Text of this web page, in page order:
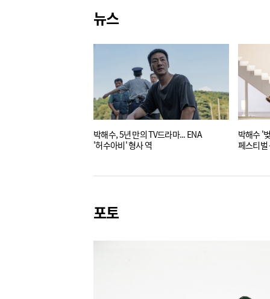
뉴스
박해수, 5년 만의 TV드라마... ENA
'허수아비' 형사 역
박해수 '
페스티벌
포토